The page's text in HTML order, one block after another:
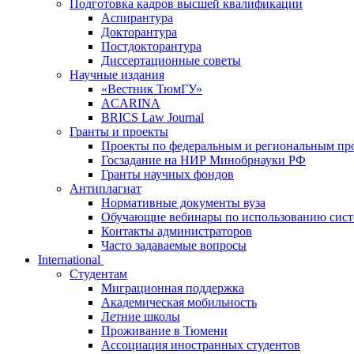
Подготовка кадров высшей квалификации
Аспирантура
Докторантура
Постдокторантура
Диссертационные советы
Научные издания
«Вестник ТюмГУ»
ACARINA
BRICS Law Journal
Гранты и проекты
Проекты по федеральным и региональным
Госзадание на НИР Минобрнауки РФ
Гранты научных фондов
Антиплагиат
Нормативные документы вуза
Обучающие вебинары по использованию
Контакты администраторов
Часто задаваемые вопросы
International
Студентам
Миграционная поддержка
Академическая мобильность
Летние школы
Проживание в Тюмени
Ассоциация иностранных студентов